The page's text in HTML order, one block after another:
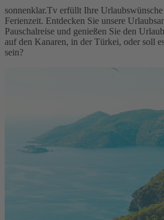
sonnenklar.Tv erfüllt Ihre
Ferienzeit. Entdecken Sie unsere
Pauschalreise und genießen Sie den
auf den Kanaren, in der Türkei, oder soll
sein?